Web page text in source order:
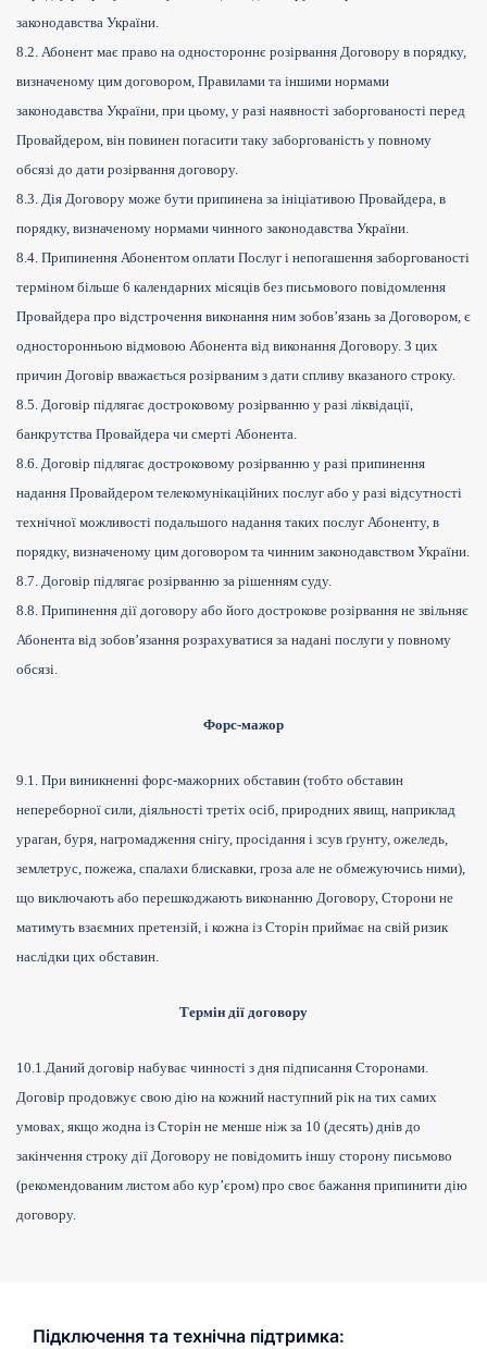
законодавства України.
8.2. Абонент має право на одностороннє розірвання Договору в порядку,
визначеному цим договором, Правилами та іншими нормами
законодавства України, при цьому, у разі наявності заборгованості перед
Провайдером, він повинен погасити таку заборгованість у повному
обсязі до дати розірвання договору.
8.3. Дія Договору може бути припинена за ініціативою Провайдера, в
порядку, визначеному нормами чинного законодавства України.
8.4. Припинення Абонентом оплати Послуг і непогашення заборгованості
терміном більше 6 календарних місяців без письмового повідомлення
Провайдера про відстрочення виконання ним зобов’язань за Договором, є
односторонньою відмовою Абонента від виконання Договору. З цих
причин Договір вважається розірваним з дати спливу вказаного строку.
8.5. Договір підлягає достроковому розірванню у разі ліквідації,
банкрутства Провайдера чи смерті Абонента.
8.6. Договір підлягає достроковому розірванню у разі припинення
надання Провайдером телекомунікаційних послуг або у разі відсутності
технічної можливості подальшого надання таких послуг Абоненту, в
порядку, визначеному цим договором та чинним законодавством України.
8.7. Договір підлягає розірванню за рішенням суду.
8.8. Припинення дії договору або його дострокове розірвання не звільняє
Абонента від зобов’язання розрахуватися за надані послуги у повному
обсязі.
Форс-мажор
9.1. При виникненні форс-мажорних обставин (тобто обставин
непереборної сили, діяльності третіх осіб, природних явищ, наприклад
ураган, буря, нагромадження снігу, просідання і зсув ґрунту, ожеледь,
землетрус, пожежа, спалахи блискавки, гроза але не обмежуючись ними),
що виключають або перешкоджають виконанню Договору, Сторони не
матимуть взаємних претензій, і кожна із Сторін приймає на свій ризик
наслідки цих обставин.
Термін дії договору
10.1.Даний договір набуває чинності з дня підписання Сторонами.
Договір продовжує свою дію на кожний наступний рік на тих самих
умовах, якщо жодна із Сторін не менше ніж за 10 (десять) днів до
закінчення строку дії Договору не повідомить іншу сторону письмово
(рекомендованим листом або кур’єром) про своє бажання припинити дію
договору.
Підключення та технічна підтримка: